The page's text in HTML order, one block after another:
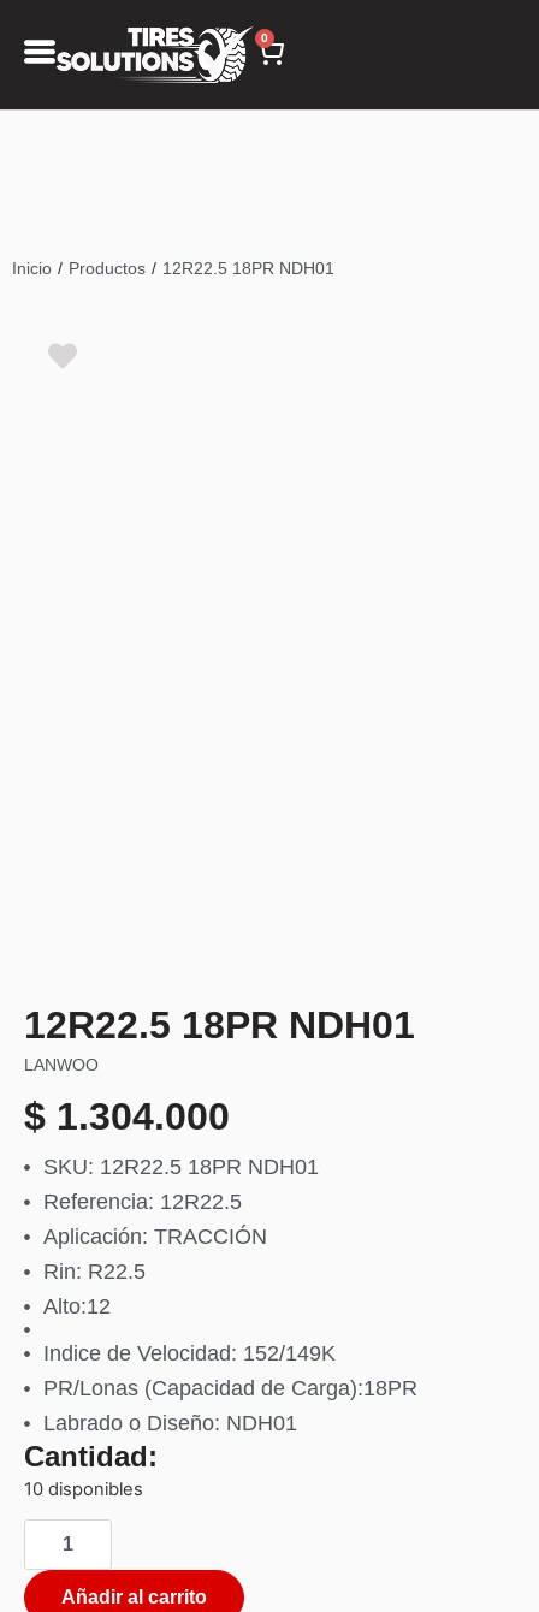
0
Inicio / Productos / 12R22.5 18PR NDH01
12R22.5 18PR NDH01
LANWOO
$ 1.304.000
SKU: 12R22.5 18PR NDH01
Referencia: 12R22.5
Aplicación: TRACCIÓN
Rin: R22.5
Alto:12
Indice de Velocidad: 152/149K
PR/Lonas (Capacidad de Carga):18PR
Labrado o Diseño: NDH01
Cantidad:
10 disponibles
Añadir al carrito